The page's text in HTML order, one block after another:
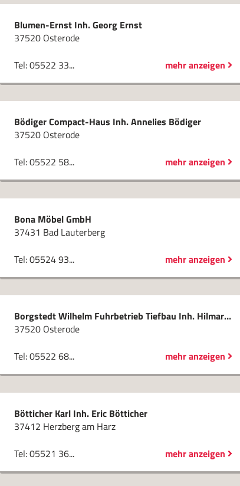
Blumen-Ernst Inh. Georg Ernst
37520 Osterode
Tel: 05522 33...
mehr anzeigen
Bödiger Compact-Haus Inh. Annelies Bödiger
37520 Osterode
Tel: 05522 58...
mehr anzeigen
Bona Möbel GmbH
37431 Bad Lauterberg
Tel: 05524 93...
mehr anzeigen
Borgstedt Wilhelm Fuhrbetrieb Tiefbau Inh. Hilmar Borgstedt
37520 Osterode
Tel: 05522 68...
mehr anzeigen
Bötticher Karl Inh. Eric Bötticher
37412 Herzberg am Harz
Tel: 05521 36...
mehr anzeigen